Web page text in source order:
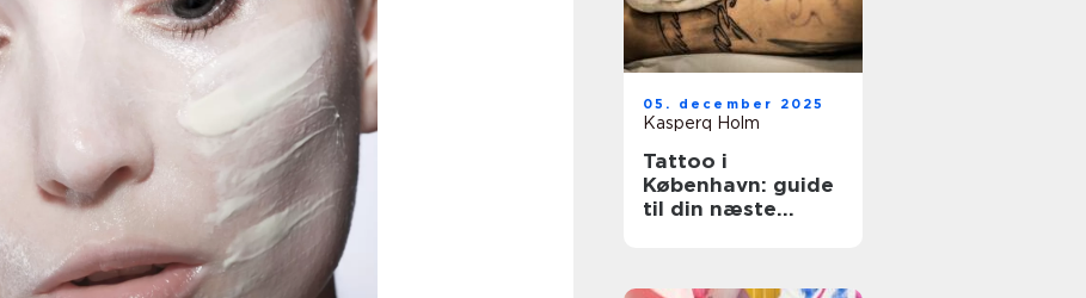
05. december 2025
Kasperq Holm
Tattoo i
København: guide
til din næste